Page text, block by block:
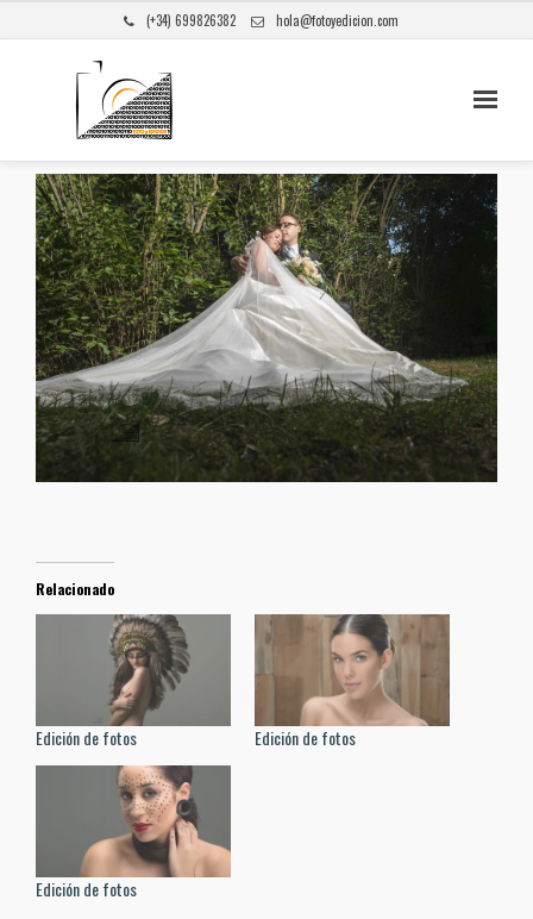
(+34) 699826382 hola@fotoyedicion.com
Relacionado
Edición de fotos Edición de fotos
Edición de fotos